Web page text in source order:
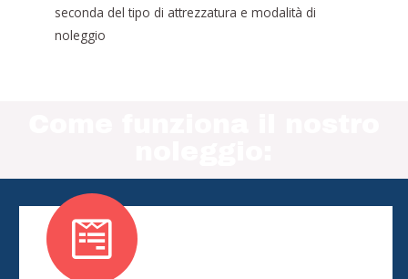
seconda del tipo di attrezzatura e modalità di
noleggio